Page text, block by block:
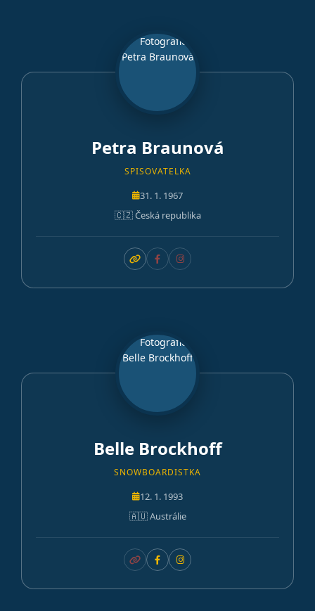
Petra Braunová
SPISOVATELKA
31. 1. 1967
🇨🇿 Česká republika
Belle Brockhoff
SNOWBOARDISTKA
12. 1. 1993
🇦🇺 Austrálie